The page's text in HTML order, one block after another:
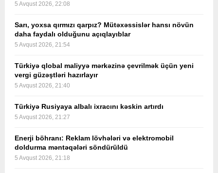
5 Avqust 2026, 22:08
Sarı, yoxsa qırmızı qarpız? Mütəxəssislər hansı növün
daha faydalı olduğunu açıqlayıblar
5 Avqust 2026, 21:54
Türkiyə qlobal maliyyə mərkəzinə çevrilmək üçün yeni
vergi güzəştləri hazırlayır
5 Avqust 2026, 21:40
Türkiyə Rusiyaya albalı ixracını kəskin artırdı
5 Avqust 2026, 21:27
Enerji böhranı: Reklam lövhələri və elektromobil
doldurma məntəqələri söndürüldü
5 Avqust 2026, 21:18